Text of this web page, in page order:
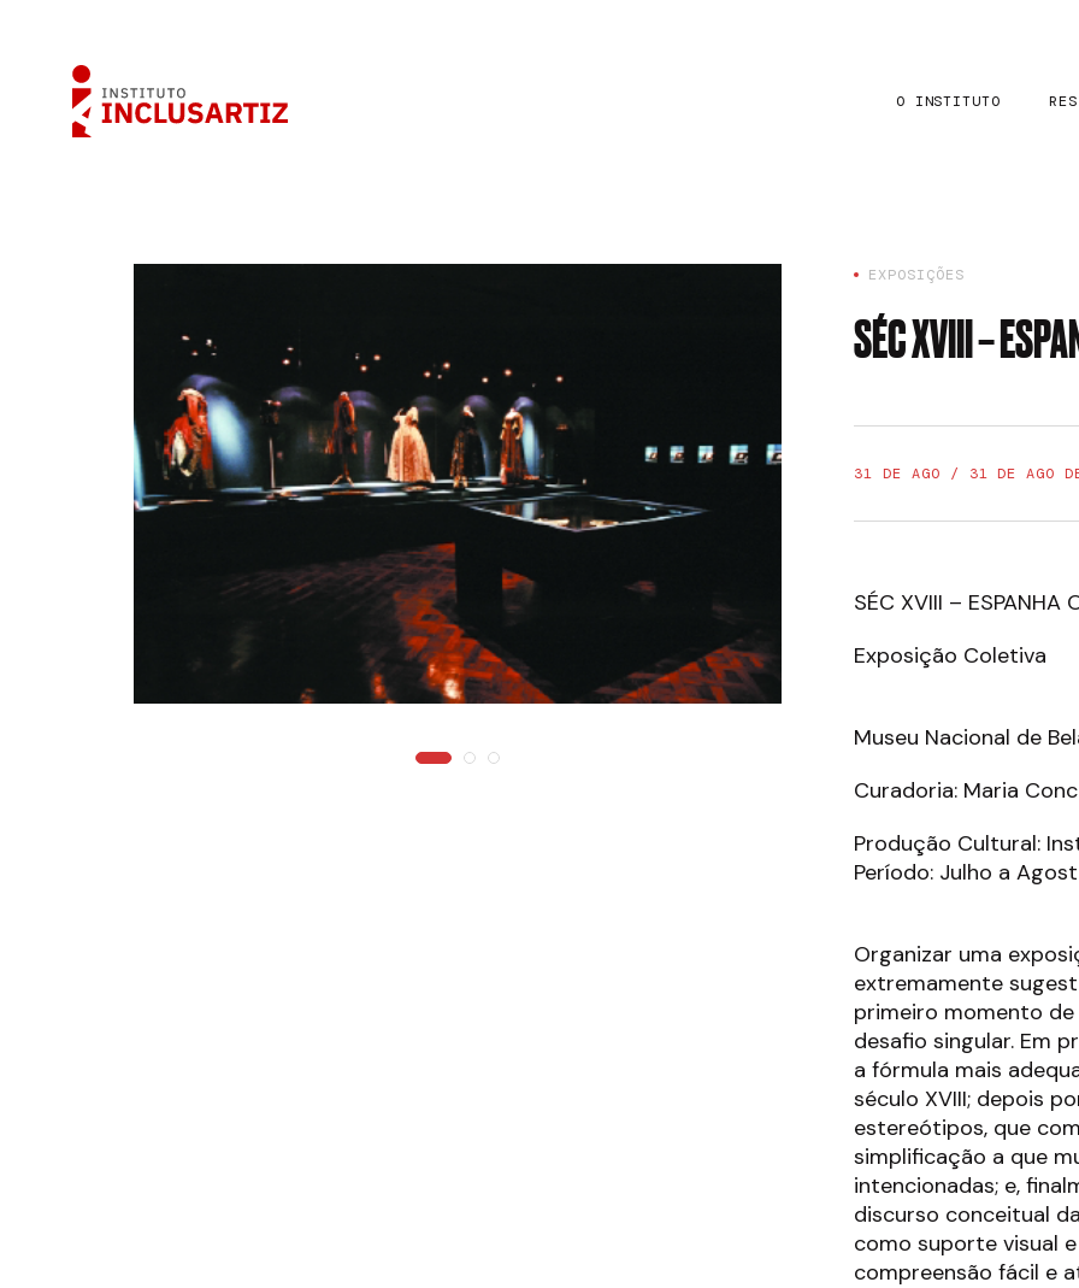
O INSTITUTO
EXPOSIÇÕES
SÉC XVIII –
31 DE AGO / 31 DE AGO
SÉC XVIII – ESPANHA
Exposição Coletiva
Museu Nacional de
Curadoria: Maria
Produção Cultural:
Período: Julho a
Organizar uma
extremamente
primeiro momento
desafio singular. Em
a fórmula mais
século XVIII; depois
estereótipos, que
simplificação a que
intencionadas; e,
discurso conceitual
como suporte visual
compreensão fácil e